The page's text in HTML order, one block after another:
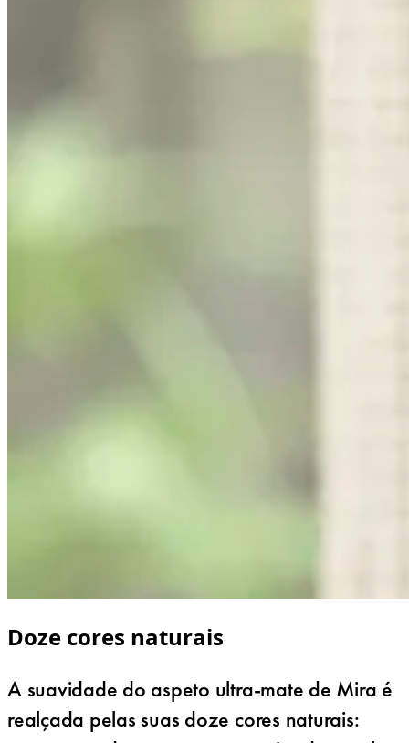
Doze cores naturais
A suavidade do aspeto ultra-mate de Mira é
realçada pelas suas doze cores naturais: